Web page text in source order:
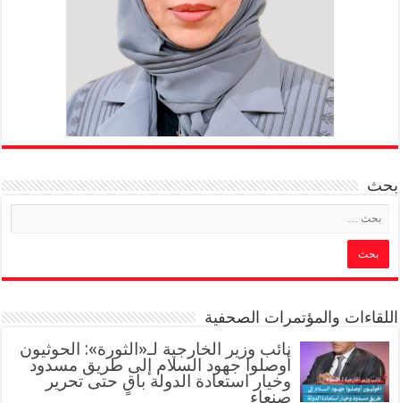
بحث
اللقاءات والمؤتمرات الصحفية
‏نائب وزير الخارجية لـ«الثورة»: الحوثيون
أوصلوا جهود السلام إلى طريق مسدود
وخيار استعادة الدولة باقٍ حتى تحرير
صنعاء